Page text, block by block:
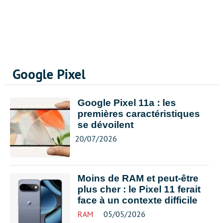
Google Pixel
Google Pixel 11a : les
premières caractéristiques
se dévoilent
20/07/2026
Moins de RAM et peut-être
plus cher : le Pixel 11 ferait
face à un contexte difficile
RAM 05/05/2026